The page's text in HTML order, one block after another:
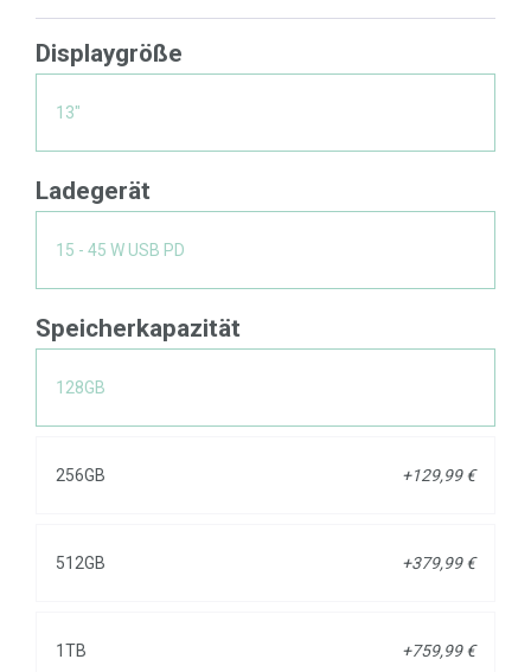
Displaygröße
13"
Ladegerät
15 - 45 W USB PD
Speicherkapazität
128GB
256GB +129,99 €
512GB +379,99 €
1TB +759,99 €